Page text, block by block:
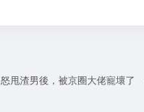
怒甩渣男後，被京圈大佬寵壞了